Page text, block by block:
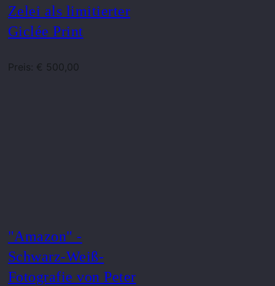
Zelei als limitierter
Giclée Print
Preis: € 500,00
"Amazon" -
Schwarz-Weiß-
Fotografie von Peter